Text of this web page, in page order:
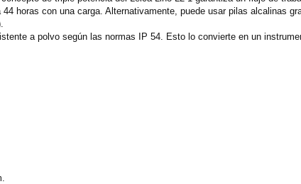
horas con una carga. Alternativamente, puede usar pilas alcalinas
a polvo según las normas IP 54. Esto lo convierte en un